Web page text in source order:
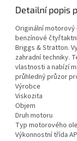
Detailní popis
Originální
benzínové
Briggs & Stratton.
zahradní techniky.
vlastnosti a nabízí
průhledný průzor
Výrobce
Viskozita
Objem
Druh motoru
Typ motorového
Výkonnostní třída